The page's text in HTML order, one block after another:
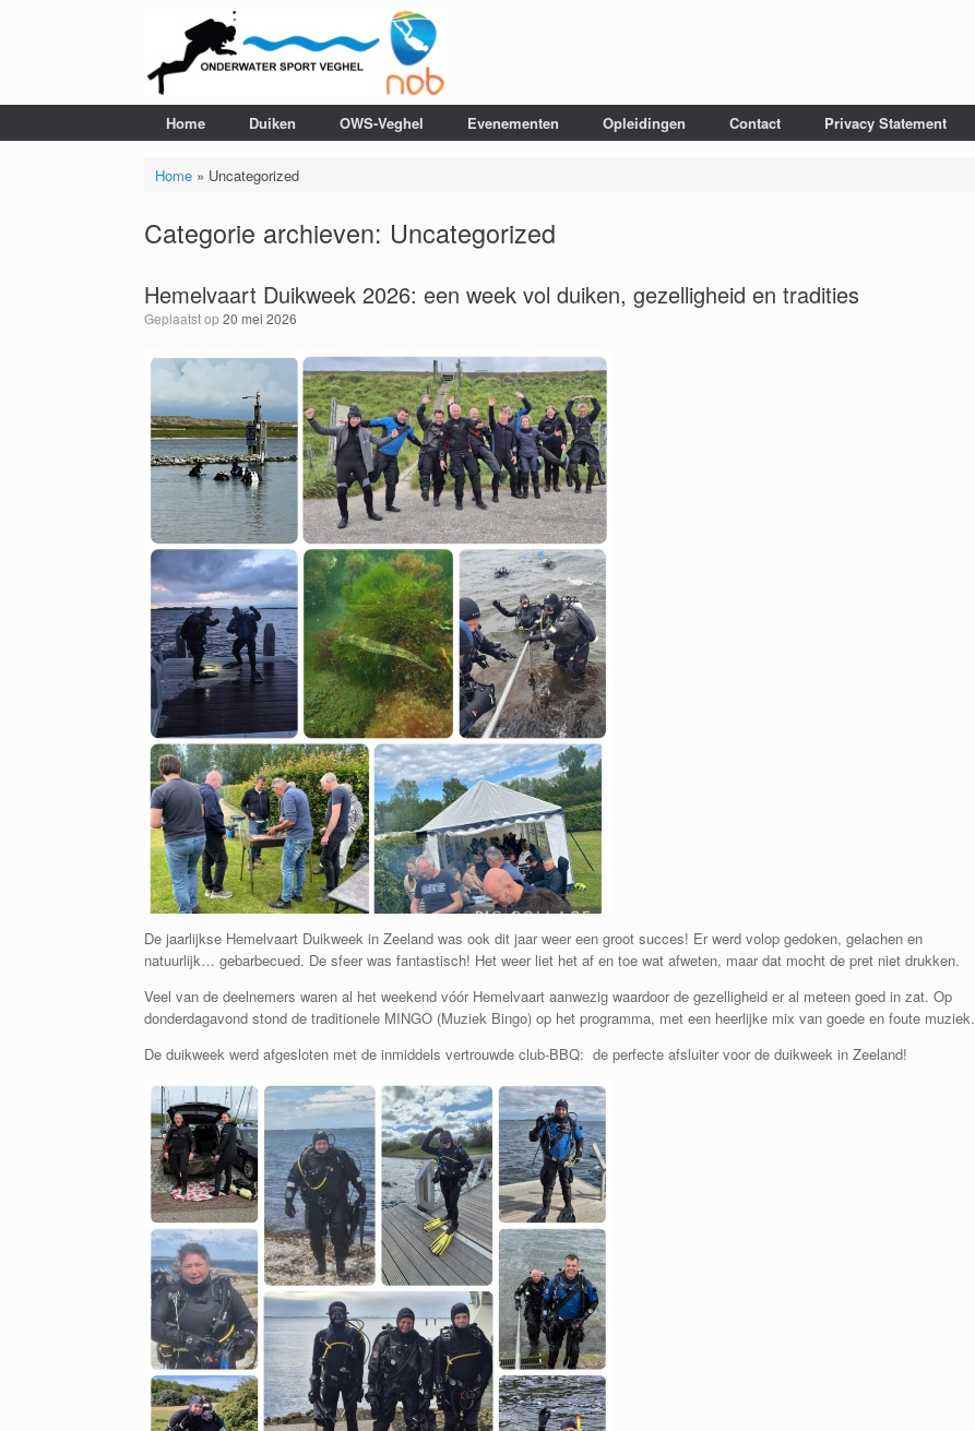
Home Duiken OWS-Veghel Evenementen Opleidingen Contact Privacy Statement
Home» Uncategorized
Categorie archieven: Uncategorized
Hemelvaart Duikweek 2026: een week vol duiken, gezelligheid en tradities
Geplaatst op20 mei 2026
De jaarlijkse Hemelvaart Duikweek in Zeeland was ook dit jaar weer een groot succes! Er werd volop gedoken, gelachen en
natuurlijk… gebarbecued. De sfeer was fantastisch! Het weer liet het af en toe wat afweten, maar dat mocht de pret niet drukken.
Veel van de deelnemers waren al het weekend vóór Hemelvaart aanwezig waardoor de gezelligheid er al meteen goed in zat. Op
donderdagavond stond de traditionele MINGO (Muziek Bingo) op het programma, met een heerlijke mix van goede en foute muziek.
De duikweek werd afgesloten met de inmiddels vertrouwde club-BBQ: de perfecte afsluiter voor de duikweek in Zeeland!